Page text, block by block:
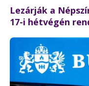
Lezárják a
17-i hétvégén